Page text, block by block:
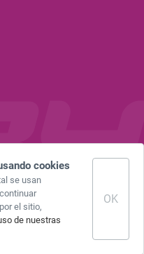
cookies
se usan
el sitio,
de nuestras
OK